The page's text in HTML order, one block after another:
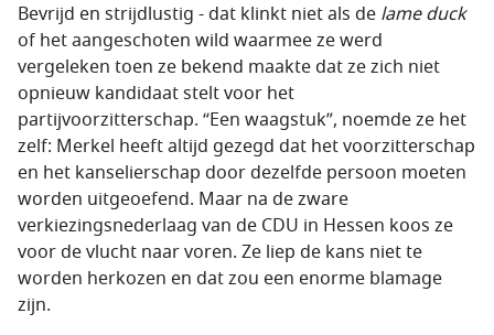
Bevrijd en strijdlustig - dat klinkt niet als de lame duck
of het aangeschoten wild waarmee ze werd
vergeleken toen ze bekend maakte dat ze zich niet
opnieuw kandidaat stelt voor het
partijvoorzitterschap. “Een waagstuk”, noemde ze het
zelf: Merkel heeft altijd gezegd dat het voorzitterschap
en het kanselierschap door dezelfde persoon moeten
worden uitgeoefend. Maar na de zware
verkiezingsnederlaag van de CDU in Hessen koos ze
voor de vlucht naar voren. Ze liep de kans niet te
worden herkozen en dat zou een enorme blamage
zijn.